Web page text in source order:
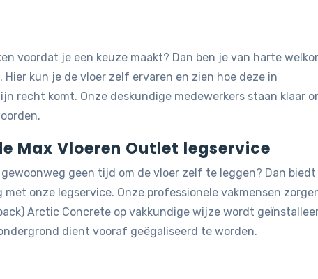
voordat je een keuze maakt? Dan ben je van harte
. Hier kun je de vloer zelf ervaren en zien hoe deze in
recht komt. Onze deskundige medewerkers staan klaar
Max Vloeren Outlet legservice
geen tijd om de vloer zelf te leggen? Dan biedt
onze legservice. Onze professionele vakmensen
Arctic Concrete op vakkundige wijze wordt
dient vooraf geëgaliseerd te worden.